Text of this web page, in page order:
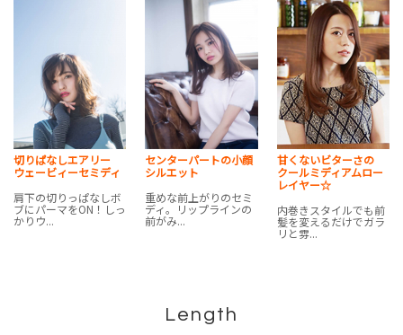
切りぱなしエアリー
ウェービィーセミディ
肩下の切りっぱなしボ
ブにパーマをON！しっ
かりウ...
センターパートの小顔
シルエット
重めな前上がりのセミ
ディ。リップラインの
前がみ...
甘くないビターさの
クールミディアムロー
レイヤー☆
内巻きスタイルでも前
髪を変えるだけでガラ
リと雰...
Length